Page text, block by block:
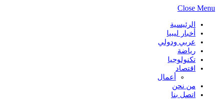
Close Menu
الرئيسية
أخبار ليبيا
عربي ودولي
رياضة
تكنولوجيا
اقتصاد
أعمال
من نحن
اتصل بنا